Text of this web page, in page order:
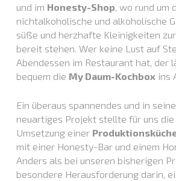
und im Honesty-Shop, wo rund um
nichtalkoholische und alkoholische
süße und herzhafte Kleinigkeiten
bereit stehen. Wer keine Lust auf
Abendessen im Restaurant hat, der
bequem die My Daum-Kochbox ins
Ein überaus spannendes und in
neuartiges Projekt stellte für uns die
Umsetzung einer
mit einer Honesty-Bar und einem
Anders als bei unseren bisherigen
besondere Herausforderung darin,